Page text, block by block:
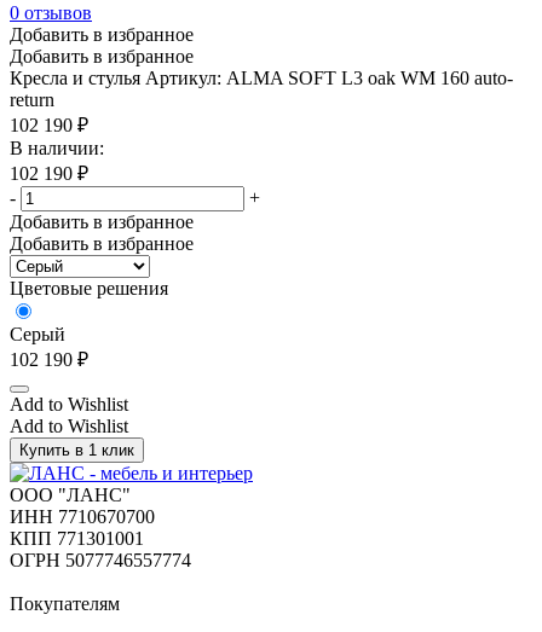
0 отзывов
Добавить в избранное
Добавить в избранное
Кресла и стулья Артикул: ALMA SOFT L3 oak WM 160 auto-
return
102 190 ₽
В наличии:
102 190 ₽
-
+
Добавить в избранное
Добавить в избранное
Цветовые решения
Серый
102 190 ₽
Add to Wishlist
Add to Wishlist
Купить в 1 клик
ООО "ЛАНС"
ИНН 7710670700
КПП 771301001
ОГРН 5077746557774
Покупателям